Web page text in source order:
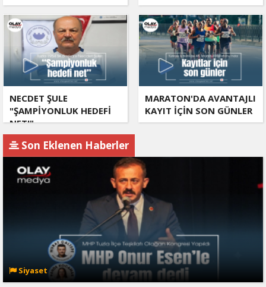
NECDET ŞULE
"ŞAMPİYONLUK HEDEFİ
NET!"
MARATON'DA AVANTAJLI
KAYIT İÇİN SON GÜNLER
Son Eklenen Haberler
Siyaset